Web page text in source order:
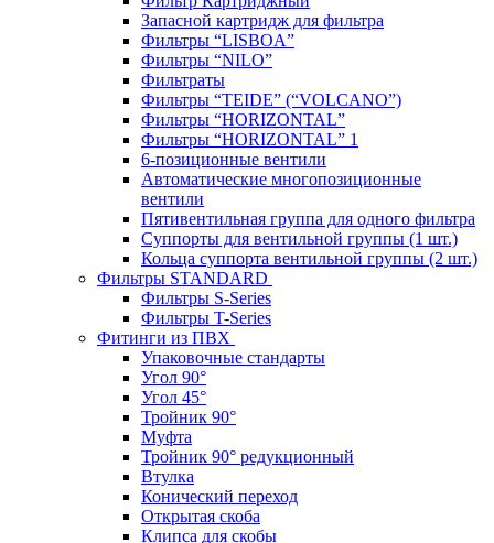
Запасной картридж для фильтра
Фильтры “LISBOA”
Фильтры “NILO”
Фильтраты
Фильтры “TEIDE” (“VOLСANO”)
Фильтры “HORIZONTAL”
Фильтры “HORIZONTAL” 1
6-позиционные вентили
Автоматические многопозиционные
вентили
Пятивентильная группа для одного фильтра
Суппорты для вентильной группы (1 шт.)
Кольца суппорта вентильной группы (2 шт.)
Фильтры STANDARD
Фильтры S-Series
Фильтры T-Series
Фитинги из ПВХ
Упаковочные стандарты
Угол 90°
Угол 45°
Тройник 90°
Муфта
Тройник 90° редукционный
Втулка
Конический переход
Открытая скоба
Клипса для скобы